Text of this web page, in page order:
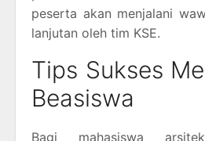
peserta akan menjalani
lanjutan oleh tim KSE.
Tips Sukses
Beasiswa
Bagi mahasiswa